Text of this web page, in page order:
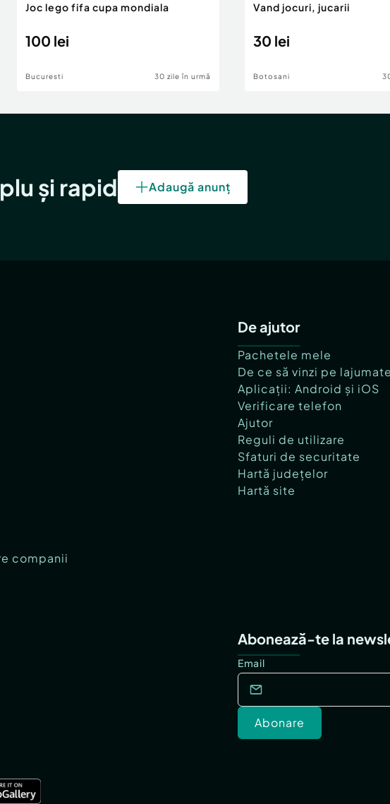
Joc lego fifa cupa mondiala
100 lei
Bucuresti 30 zile în urmă
Vand jocuri, jucarii
30 lei
Botosani
și rapid Adaugă anunț
companii
De ajutor
Pachetele mele
De ce să vinzi pe
Aplicații: Android și iOS
Verificare telefon
Ajutor
Reguli de utilizare
Sfaturi de securitate
Hartă județelor
Hartă site
Abonează-te la
Email
Abonare